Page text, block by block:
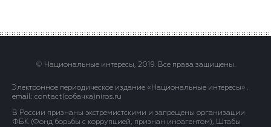
© Национальные интересы, 2019. Все права защищены.
Электронное периодическое издание «Национальные интересы» .
email: contact(сoбaчка)niros.ru
В России признаны экстремистскими и запрещены организации
ФБК (Фонд борьбы с коррупцией, признан иноагентом), Штабы